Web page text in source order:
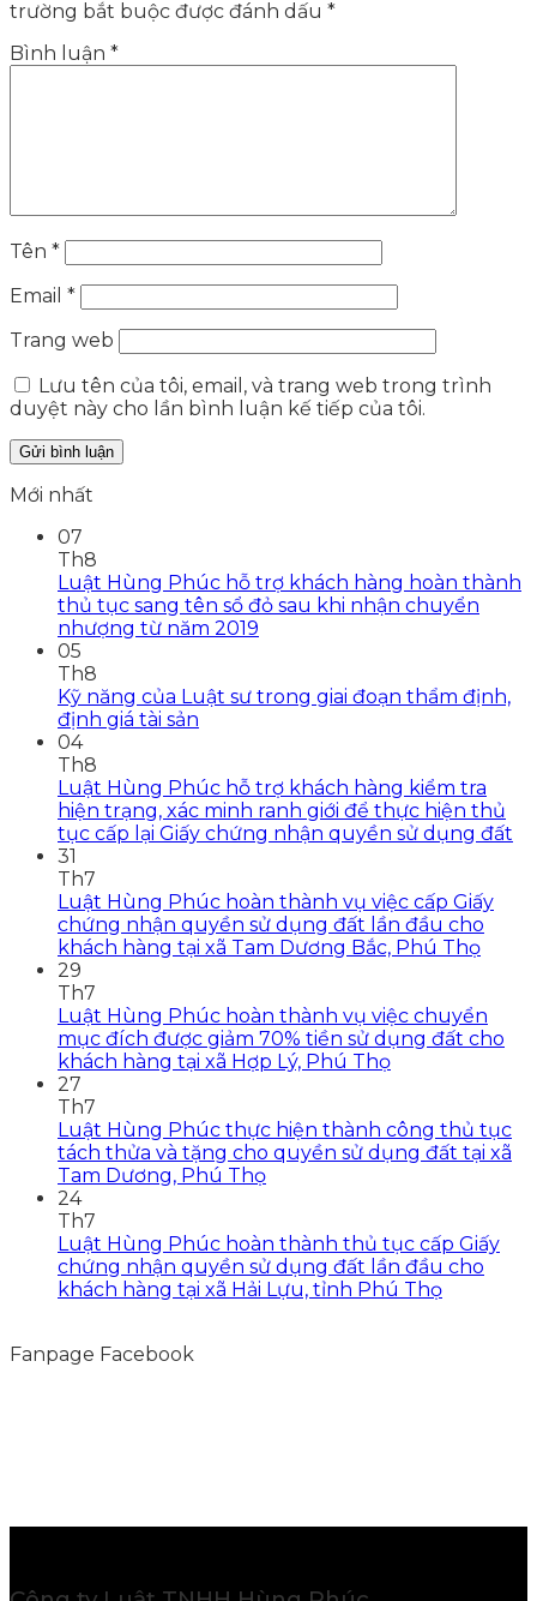
trường bắt buộc được đánh dấu *
Bình luận *
Tên *
Email *
Trang web
Lưu tên của tôi, email, và trang web trong trình
duyệt này cho lần bình luận kế tiếp của tôi.
Mới nhất
07
Th8
Luật Hùng Phúc hỗ trợ khách hàng hoàn thành
thủ tục sang tên sổ đỏ sau khi nhận chuyển
nhượng từ năm 2019
05
Th8
Kỹ năng của Luật sư trong giai đoạn thẩm định,
định giá tài sản
04
Th8
Luật Hùng Phúc hỗ trợ khách hàng kiểm tra
hiện trạng, xác minh ranh giới để thực hiện thủ
tục cấp lại Giấy chứng nhận quyền sử dụng đất
31
Th7
Luật Hùng Phúc hoàn thành vụ việc cấp Giấy
chứng nhận quyền sử dụng đất lần đầu cho
khách hàng tại xã Tam Dương Bắc, Phú Thọ
29
Th7
Luật Hùng Phúc hoàn thành vụ việc chuyển
mục đích được giảm 70% tiền sử dụng đất cho
khách hàng tại xã Hợp Lý, Phú Thọ
27
Th7
Luật Hùng Phúc thực hiện thành công thủ tục
tách thửa và tặng cho quyền sử dụng đất tại xã
Tam Dương, Phú Thọ
24
Th7
Luật Hùng Phúc hoàn thành thủ tục cấp Giấy
chứng nhận quyền sử dụng đất lần đầu cho
khách hàng tại xã Hải Lựu, tỉnh Phú Thọ
Fanpage Facebook